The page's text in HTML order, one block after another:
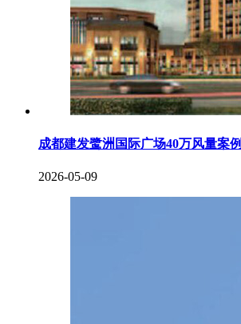
成都建发鹭洲国际广场40万风量案例
2026-05-09